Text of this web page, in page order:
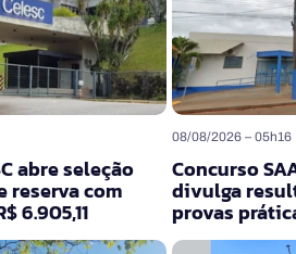
abre seleção
reserva com
6.905,11
08/08/2026 – 05h16
Concurso
divulga
provas